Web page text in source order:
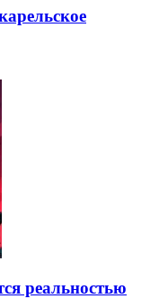
реальностью